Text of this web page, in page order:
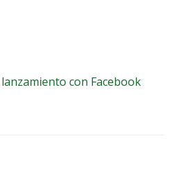
con Facebook